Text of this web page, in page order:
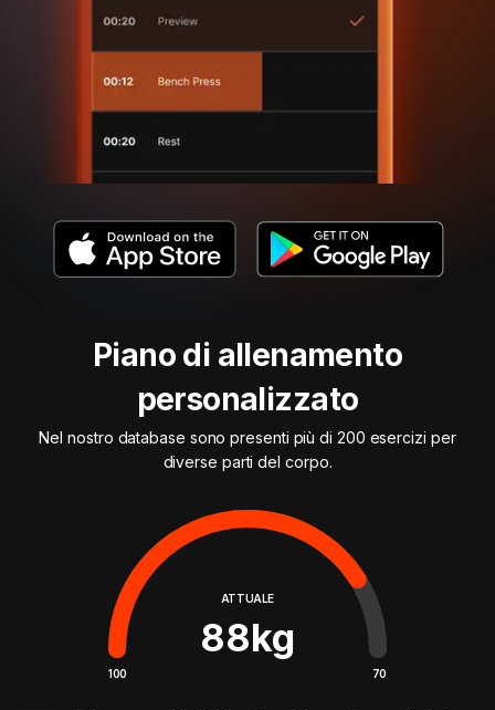
Piano di allenamento
personalizzato
Nel nostro database sono presenti più di 200 esercizi per
diverse parti del corpo.
ATTUALE
88kg
100 70